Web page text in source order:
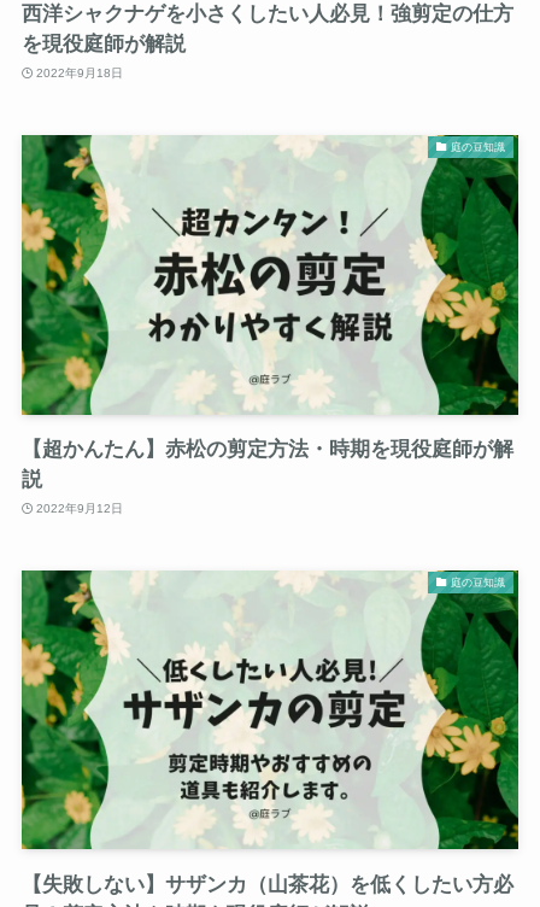
西洋シャクナゲを小さくしたい人必見！強剪定の仕方
を現役庭師が解説
2022年9月18日
庭の豆知識
【超かんたん】赤松の剪定方法・時期を現役庭師が解
説
2022年9月12日
庭の豆知識
【失敗しない】サザンカ（山茶花）を低くしたい方必